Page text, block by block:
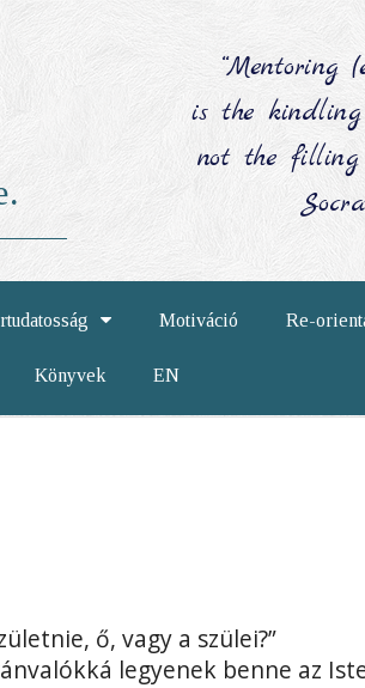
“Mentoring
is the
not the filling
Motiváció Re-
Könyvek EN
ő, vagy a szülei?”
legyenek benne az